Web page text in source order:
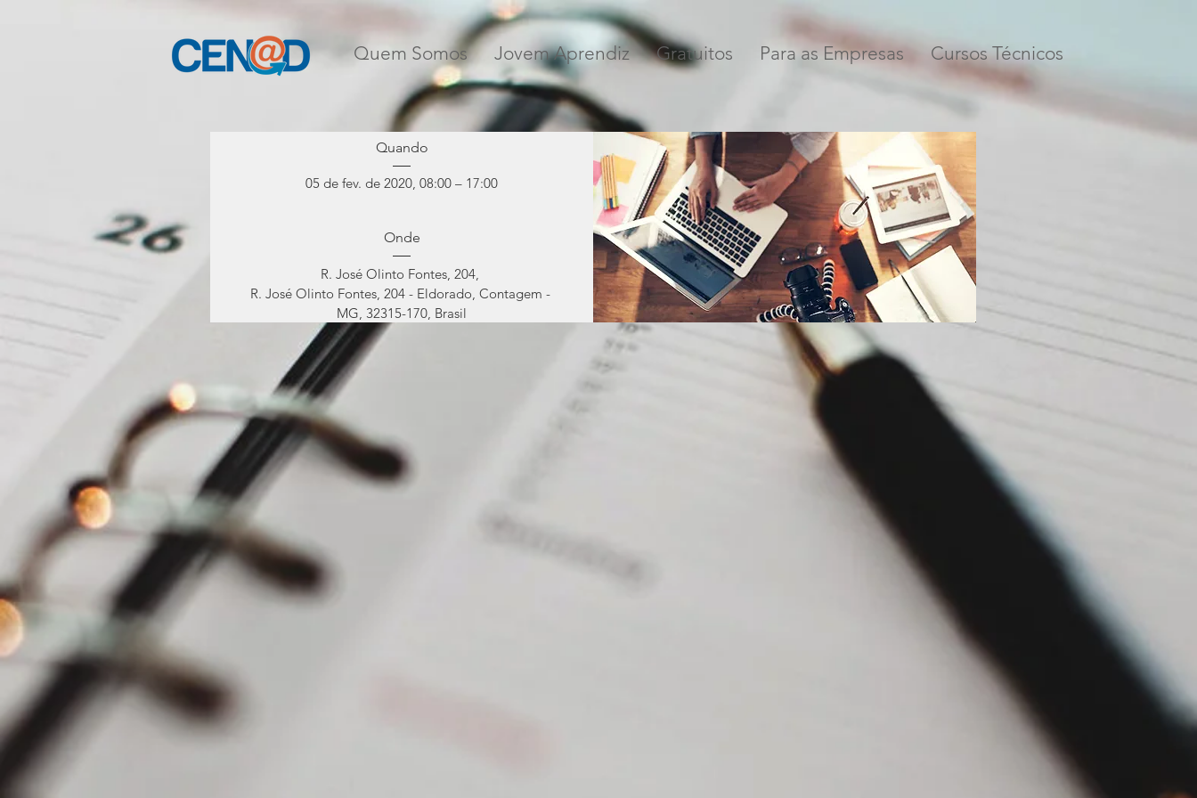
Quem Somos Jovem Aprendiz Gratuitos Para as Empresas Cursos Técnicos
Treinamento
Professor 4.0
Quando
05 de fev. de 2020, 08:00 – 17:00
Onde
R. José Olinto Fontes, 204
R. José Olinto Fontes, 204 - Eldorado, Contagem -
MG, 32315-170, Brasil